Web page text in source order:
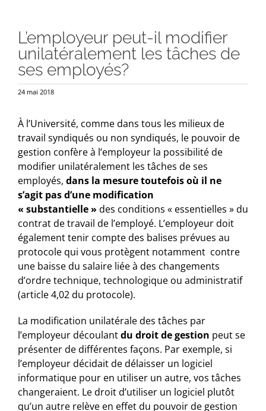
L’employeur peut-il modifier
unilatéralement les tâches de
ses employés?
24 mai 2018
À l’Université, comme dans tous les milieux de
travail syndiqués ou non syndiqués, le pouvoir de
gestion confère à l’employeur la possibilité de
modifier unilatéralement les tâches de ses
employés, dans la mesure toutefois où il ne
s’agit pas d’une modification
« substantielle » des conditions « essentielles » du
contrat de travail de l’employé. L’employeur doit
également tenir compte des balises prévues au
protocole qui vous protègent notamment contre
une baisse du salaire liée à des changements
d’ordre technique, technologique ou administratif
(article 4,02 du protocole).
La modification unilatérale des tâches par
l’employeur découlantdu droit de gestion peut se
présenter de différentes façons. Par exemple, si
l’employeur décidait de délaisser un logiciel
informatique pour en utiliser un autre, vos tâches
changeraient. Le droit d’utiliser un logiciel plutôt
qu’un autre relève en effet du pouvoir de gestion